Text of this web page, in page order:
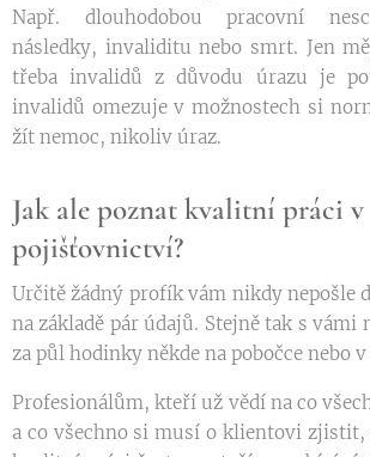
Např. dlouhodobou pracovní
následky, invaliditu nebo smrt. Jen
třeba invalidů z důvodu úrazu je
invalidů omezuje v možnostech si
žít nemoc, nikoliv úraz.
Jak ale poznat kvalitní práci v
pojišťovnictví?
Určitě žádný profík vám nikdy nepošle
na základě pár údajů. Stejně tak s vámi
za půl hodinky někde na pobočce nebo
Profesionálům, kteří už vědí na co
a co všechno si musí o klientovi zjistit,